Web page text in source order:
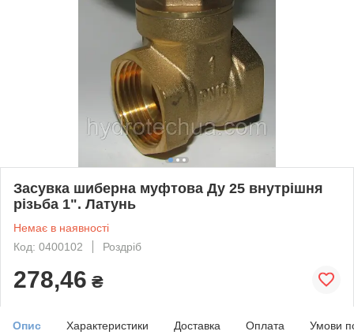
Засувка шиберна муфтова Ду 25 внутрішня
різьба 1". Латунь
Немає в наявності
Код: 0400102
Роздріб
278,46 ₴
Опис Характеристики Доставка Оплата Умови